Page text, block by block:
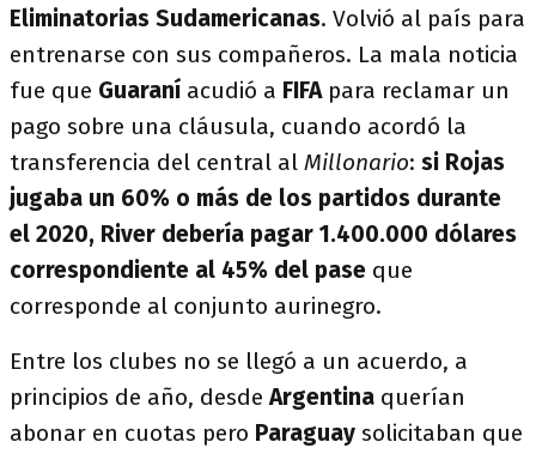
Eliminatorias Sudamericanas. Volvió al país para
entrenarse con sus compañeros. La mala noticia
fue que Guaraní acudió a FIFApara reclamar un
pago sobre una cláusula, cuando acordó la
transferencia del central al Millonario: si Rojas
jugaba un 60% o más de los partidos durante
el 2020, River debería pagar 1.400.000 dólares
correspondiente al 45% del pase que
corresponde al conjunto aurinegro.
Entre los clubes no se llegó a un acuerdo, a
principios de año, desdeArgentina querían
abonar en cuotas pero Paraguay solicitaban que